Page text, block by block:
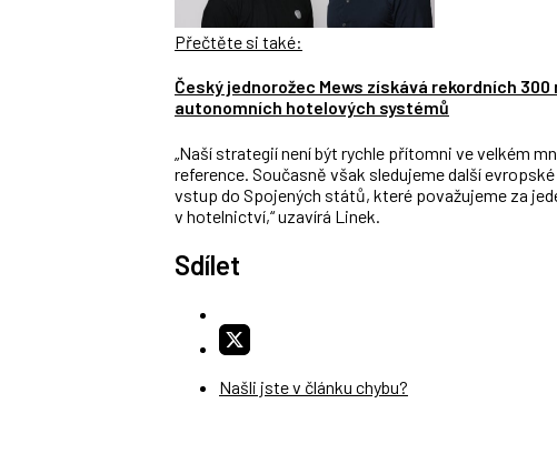
Přečtěte si také:
Český jednorožec Mews získává rekordních
autonomních hotelových systémů
„Naší strategií není být rychle přítomni ve velkém
reference. Současně však sledujeme další
vstup do Spojených států, které považujeme za
v hotelnictví,“ uzavírá Linek.
Sdílet
Našli jste v článku chybu?